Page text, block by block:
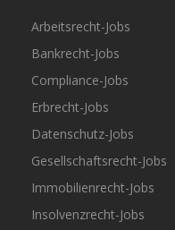
Arbeitsrecht-Jobs
Bankrecht-Jobs
Compliance-Jobs
Erbrecht-Jobs
Datenschutz-Jobs
Gesellschaftsrecht-Jobs
Immobilienrecht-Jobs
Insolvenzrecht-Jobs